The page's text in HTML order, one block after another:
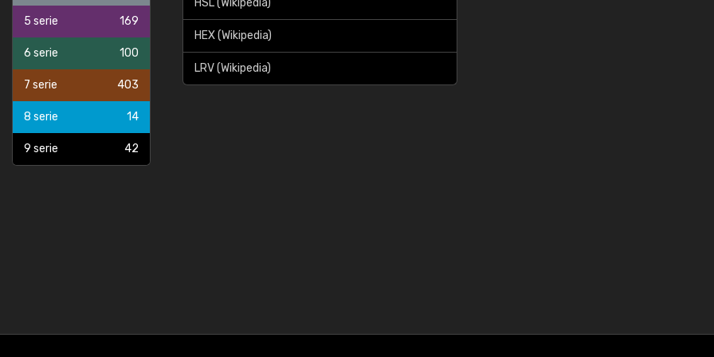
5 serie 169
6 serie 100
7 serie 403
8 serie 14
9 serie 42
HSL (Wikipedia)
HEX (Wikipedia)
LRV (Wikipedia)